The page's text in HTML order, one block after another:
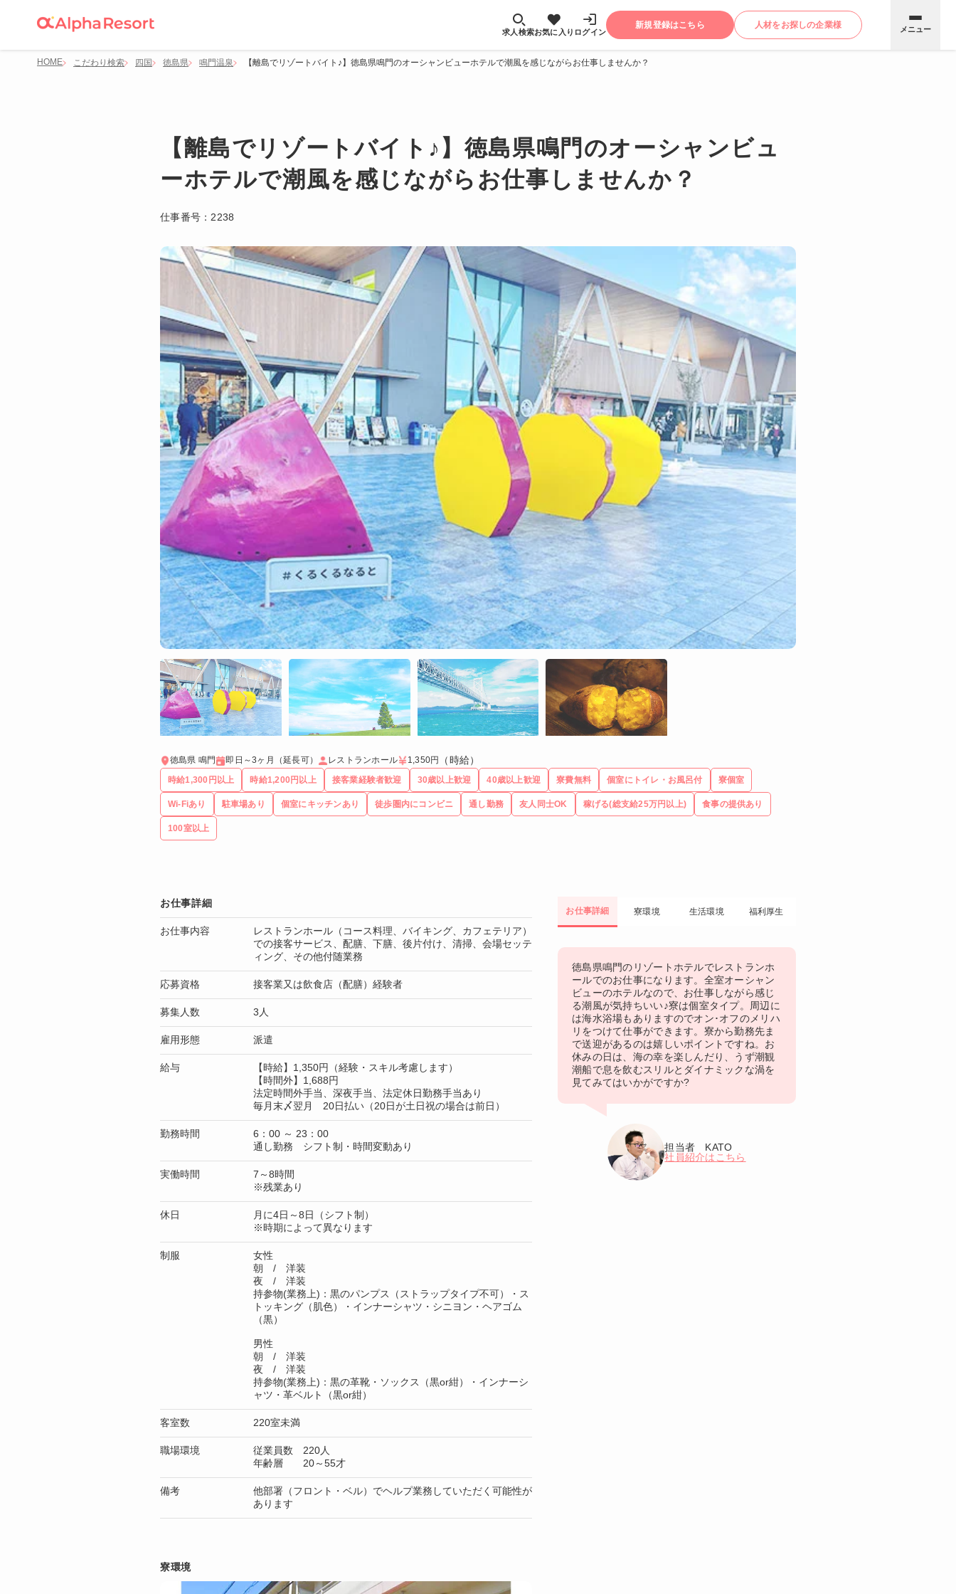
求人検索お気に入り ログイン
新規登録はこちら 人材をお探しの企業様 メニュー
HOME こだわり検索 四国 徳島県 鳴門温泉 【離島でリゾートバイト♪】徳島県鳴門のオーシャンビューホテルで潮風を感じながらお仕事しませんか？
【離島でリゾートバイト♪】徳島県鳴門のオーシャンビュ
ーホテルで潮風を感じながらお仕事しませんか？
仕事番号： 2238
徳島県 鳴門 即日～3ヶ月（延長可） レストランホール 1,350円 （時給）
時給1,300円以上 時給1,200円以上 接客業経験者歓迎 30歳以上歓迎 40歳以上歓迎 寮費無料 個室にトイレ・お風呂付 寮個室
Wi-Fiあり 駐車場あり 個室にキッチンあり 徒歩圏内にコンビニ 通し勤務 友人同士OK 稼げる(総支給25万円以上) 食事の提供あり
100室以上
お仕事詳細 寮環境 生活環境 福利厚生
徳島県鳴門のリゾートホテルでレストランホ
ールでのお仕事になります。全室オーシャン
ビューのホテルなので、お仕事しながら感じ
る潮風が気持ちいい♪寮は個室タイプ。周辺に
は海水浴場もありますのでオン･オフのメリハ
リをつけて仕事ができます。寮から勤務先ま
で送迎があるのは嬉しいポイントですね。お
休みの日は、海の幸を楽しんだり、うず潮観
潮船で息を飲むスリルとダイナミックな渦を
見てみてはいかがですか?
担当者 KATO
社員紹介はこちら
お仕事詳細
お仕事内容
レストランホール（コース料理、バイキング、カフェテリア）
での接客サービス、配膳、下膳、後片付け、清掃、会場セッテ
ィング、その他付随業務
応募資格 接客業又は飲食店（配膳）経験者
募集人数 3人
雇用形態 派遣
給与
【時給】1,350円（経験・スキル考慮します）
【時間外】1,688円
法定時間外手当、深夜手当、法定休日勤務手当あり
毎月末〆翌月 20日払い（20日が土日祝の場合は前日）
勤務時間
6：00 ～ 23：00
通し勤務 シフト制・時間変動あり
実働時間
7～8時間
※残業あり
休日
月に4日～8日（シフト制）
※時期によって異なります
制服
女性
朝 / 洋装
夜 / 洋装
持参物(業務上)：黒のパンプス（ストラップタイプ不可）・ス
トッキング（肌色）・インナーシャツ・シニヨン・ヘアゴム
（黒）
男性
朝 / 洋装
夜 / 洋装
持参物(業務上)：黒の革靴・ソックス（黒or紺）・インナーシ
ャツ・革ベルト（黒or紺）
客室数 220室未満
職場環境
従業員数 220人
年齢層 20～55才
備考
他部署（フロント・ベル）でヘルプ業務していただく可能性が
あります
寮環境